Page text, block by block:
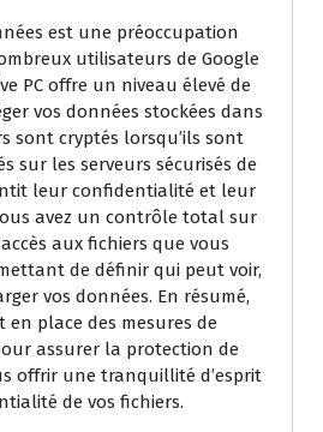
est une préoccupation
utilisateurs de Google
PC offre un niveau élevé de
vos données stockées dans
sont cryptés lorsqu’ils sont
sur les serveurs sécurisés de
leur confidentialité et leur
avez un contrôle total sur
aux fichiers que vous
de définir qui peut voir,
vos données. En résumé,
en place des mesures de
assurer la protection de
offrir une tranquillité d’esprit
de vos fichiers.